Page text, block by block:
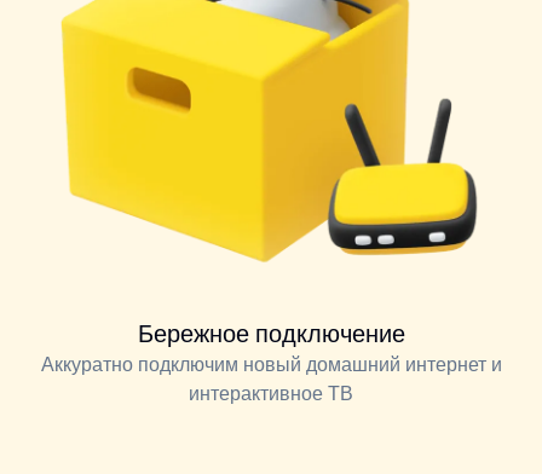
Бережное подключение
Аккуратно подключим новый домашний интернет и
интерактивное ТВ